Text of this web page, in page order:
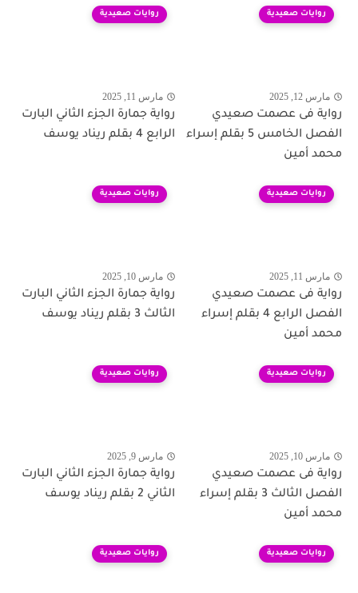
روايات صعيدية
مارس 12, 2025
رواية فى عصمت صعيدي
الفصل الخامس 5 بقلم إسراء
محمد أمين
روايات صعيدية
مارس 11, 2025
رواية جمارة الجزء الثاني البارت
الرابع 4 بقلم ريناد يوسف
روايات صعيدية
مارس 11, 2025
رواية فى عصمت صعيدي
الفصل الرابع 4 بقلم إسراء
محمد أمين
روايات صعيدية
مارس 10, 2025
رواية جمارة الجزء الثاني البارت
الثالث 3 بقلم ريناد يوسف
روايات صعيدية
مارس 10, 2025
رواية فى عصمت صعيدي
الفصل الثالث 3 بقلم إسراء
محمد أمين
روايات صعيدية
مارس 9, 2025
رواية جمارة الجزء الثاني البارت
الثاني 2 بقلم ريناد يوسف
روايات صعيدية روايات صعيدية